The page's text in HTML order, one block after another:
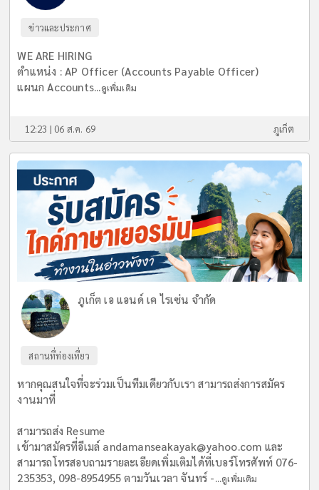
ข่าวและประกาศ
WE ARE HIRING
ตำแหน่ง : AP Officer (Accounts Payable Officer)
แผนก Accounts...ดูเพิ่มเติม
12:23 | 06 ส.ค. 69 ภูเก็ต
ภูเก็ต เอ แอนด์ เค ไรเซ่น จำกัด
สถานที่ท่องเที่ยว
หากคุณสนใจที่จะร่วมเป็นทีมเดียวกับเรา สามารถส่งการสมัคร
งานมาที่
สามารถส่ง Resume
เข้ามาสมัครที่อีเมล์ andamanseakayak@yahoo.com และ
สามารถโทรสอบถามรายละเอียดเพิ่มเติมได้ที่เบอร์โทรศัพท์ 076-
235353, 098-8954955 ตามวันเวลา จันทร์ -...ดูเพิ่มเติม